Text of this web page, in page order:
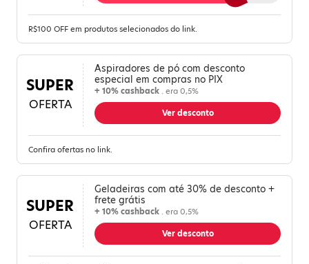
R$100 OFF em produtos selecionados do link.
SUPER
OFERTA
Aspiradores de pó com desconto
especial em compras no PIX
+ 10% cashback . era 0,5%
Ver desconto
Confira ofertas no link.
SUPER
OFERTA
Geladeiras com até 30% de desconto +
frete grátis
+ 10% cashback . era 0,5%
Ver desconto